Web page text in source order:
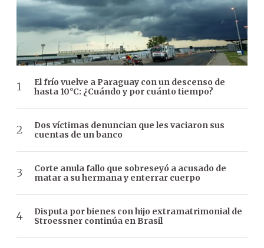
El frío vuelve a Paraguay con un descenso de
hasta 10°C: ¿Cuándo y por cuánto tiempo?
Dos víctimas denuncian que les vaciaron sus
cuentas de un banco
Corte anula fallo que sobreseyó a acusado de
matar a su hermana y enterrar cuerpo
Disputa por bienes con hijo extramatrimonial de
Stroessner continúa en Brasil